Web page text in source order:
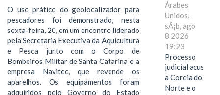
O uso prático do geolocalizador para
pescadores foi demonstrado, nesta
sexta-feira, 20, em um encontro liderado
pela Secretaria Executiva da Aquicultura
e Pesca junto com o Corpo de
Bombeiros Militar de Santa Catarina e a
empresa Navitec, que revende os
aparelhos. Os equipamentos foram
adquiridos pelo Governo do Estado
Árabes
Unidos,
sÃ¡b, ago
8 2026
19:23
Processo
judicial acusa
a Coreia do
Norte e o